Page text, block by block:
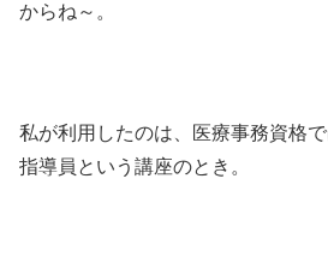
からね～。
私が利用したのは、医療事務資格
指導員という講座のとき。